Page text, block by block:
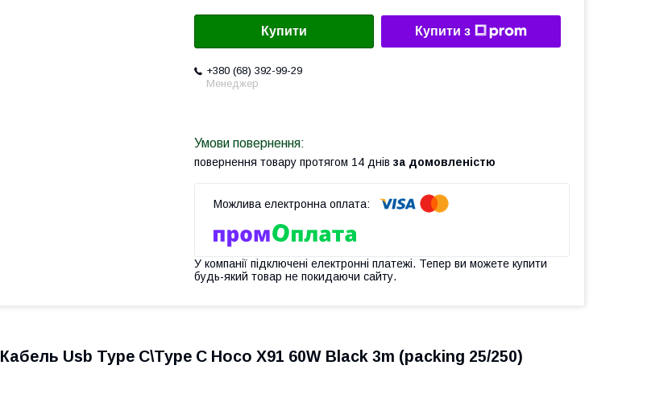
Купити Купити з
+380 (68) 392-99-29
Менеджер
повернення товару протягом 14 днів за домовленістю
У компанії підключені електронні платежі. Тепер ви можете купити
будь-який товар не покидаючи сайту.
Кабель Usb Type C\Type C Hoco X91 60W Black 3m (packing 25/250)